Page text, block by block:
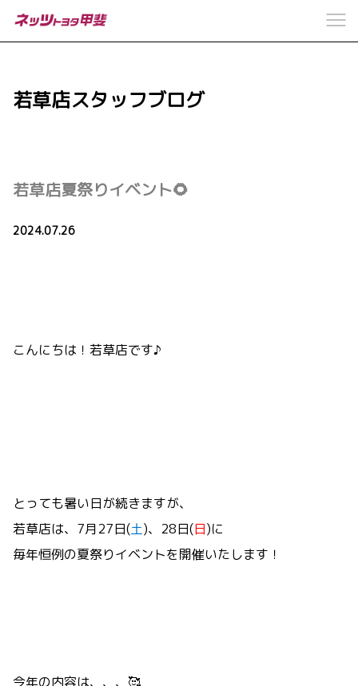
若草店スタッフブログ
若草店夏祭りイベント🌻
2024.07.26
こんにちは！若草店です♪
とっても暑い日が続きますが、
若草店は、7月27日(土)、28日(日)に
毎年恒例の夏祭りイベントを開催いたします！
今年の内容は、、、🥰